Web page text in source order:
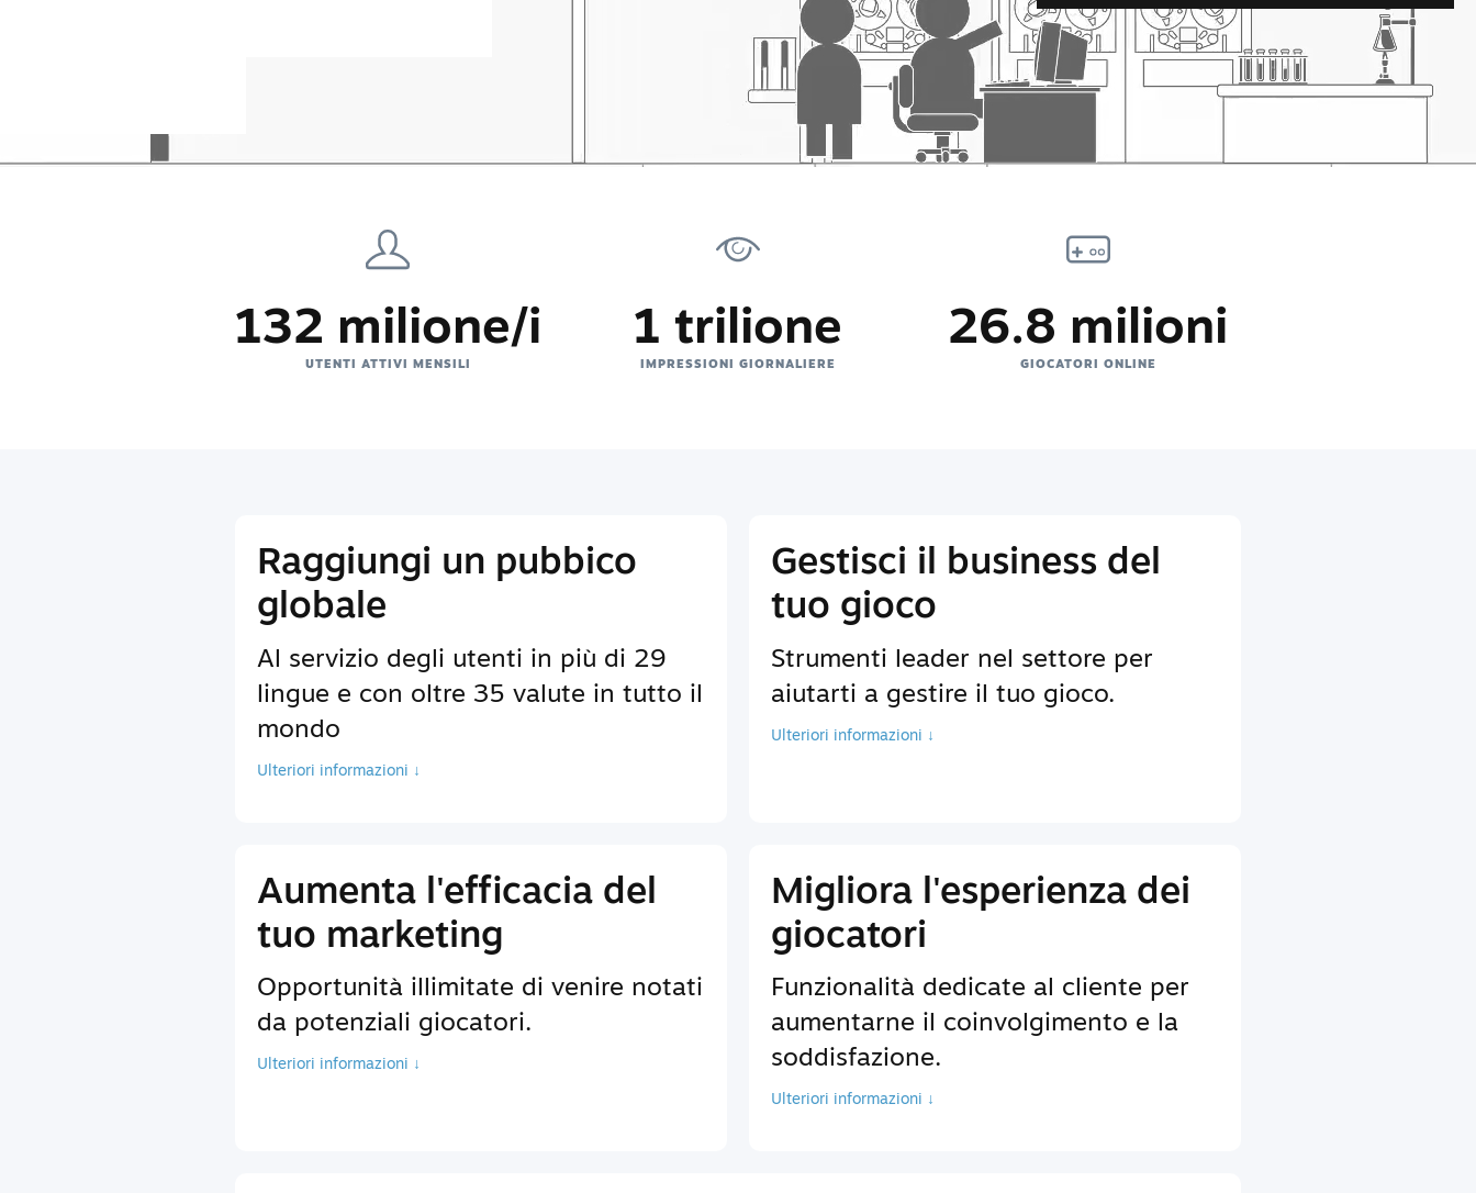
132 milione/i
UTENTI ATTIVI MENSILI
1 trilione
IMPRESSIONI GIORNALIERE
26.8 milioni
GIOCATORI ONLINE
Raggiungi un pubbico
globale
Al servizio degli utenti in più di 29
lingue e con oltre 35 valute in tutto il
mondo
Ulteriori informazioni ↓
Gestisci il business del
tuo gioco
Strumenti leader nel settore per
aiutarti a gestire il tuo gioco.
Ulteriori informazioni ↓
Aumenta l'efficacia del
tuo marketing
Opportunità illimitate di venire notati
da potenziali giocatori.
Ulteriori informazioni ↓
Migliora l'esperienza dei
giocatori
Funzionalità dedicate al cliente per
aumentarne il coinvolgimento e la
soddisfazione.
Ulteriori informazioni ↓